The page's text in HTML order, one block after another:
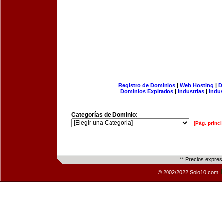
Registro de Dominios| Web Hosting |
Dominios Expirados | Industrias |
Categorías de Dominio:
[Pág.
** Precios
© 2002/2022 Solo10.com